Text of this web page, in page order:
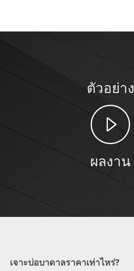
ตัวอย่าง
ผลงาน
เจาะบ่อบาดาลราคาเท่าไหร่?